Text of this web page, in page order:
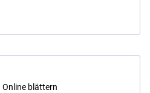
Online blättern